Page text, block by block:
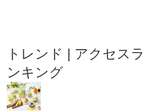
トレンド | アクセスラ
ンキング